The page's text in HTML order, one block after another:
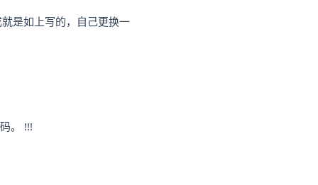
是如上写的，自己更换一
。 !!!